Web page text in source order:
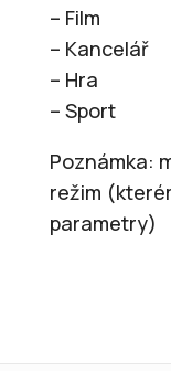
– Film
– Kancelář
– Hra
– Sport
Poznámka:
režim
parametry)